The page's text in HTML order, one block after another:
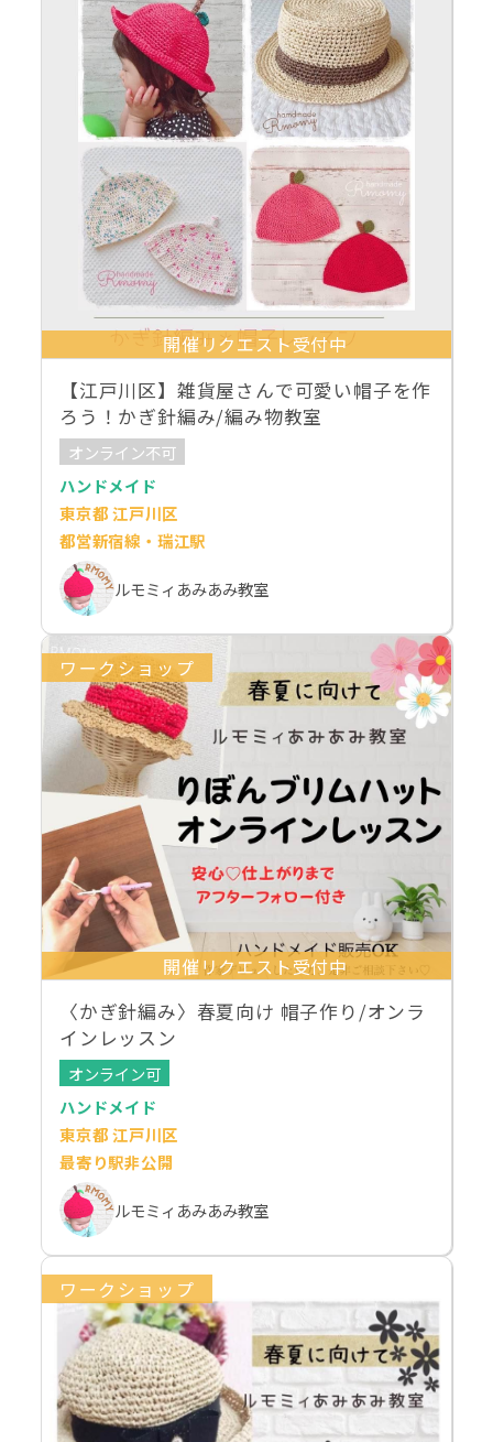
開催リクエスト受付中
【江戸川区】雑貨屋さんで可愛い帽子を作
ろう！かぎ針編み/編み物教室
オンライン不可
ハンドメイド
東京都 江戸川区
都営新宿線・瑞江駅
ルモミィあみあみ教室
ワークショップ
開催リクエスト受付中
〈かぎ針編み〉春夏向け 帽子作り/オンラ
インレッスン
オンライン可
ハンドメイド
東京都 江戸川区
最寄り駅非公開
ルモミィあみあみ教室
ワークショップ